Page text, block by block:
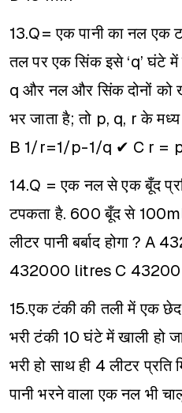
13.Q= एक पानी का नल एक
तल पर एक सिंक इसे ‘q’ घंटे में
q और नल और सिंक दोनों को
भर जाता है; तो p, q, r के
B 1/r=1/p-1/q ✔ C r =
14.Q = एक नल से एक बूँद
टपकता है. 600 बूँद से
लीटर पानी बर्बाद होगा ? A
432000 litres C
15.एक टंकी की तली में एक
भरी टंकी 10 घंटे में खाली हो
भरी हो साथ ही 4 लीटर प्रति
पानी भरने वाला एक नल भी